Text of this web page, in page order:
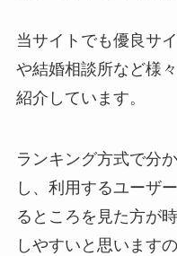
当サイトでも優良サ
や結婚相談所など様
紹介しています。
ランキング方式で分
し、利用するユーザ
るところを見た方が
しやすいと思います